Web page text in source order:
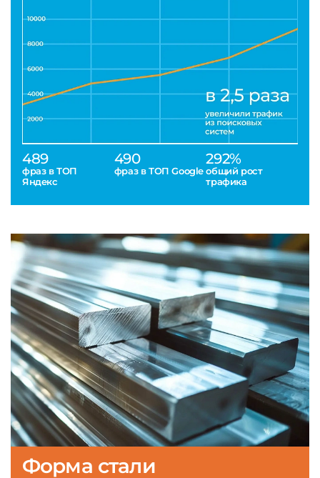
489
фраз в ТОП
Яндекс
490
фраз в ТОП Google
292%
общий рост
трафика
Форма стали